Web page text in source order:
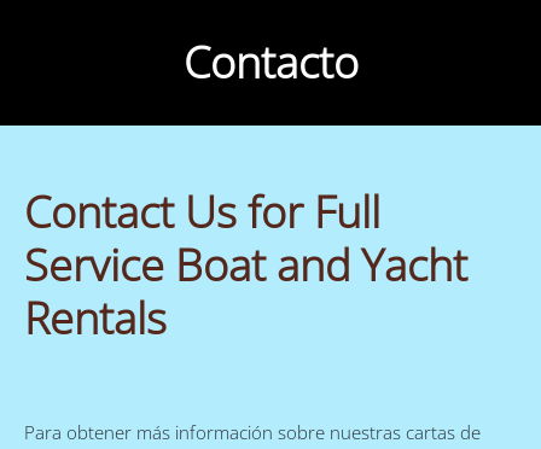
Contacto
Contact Us for Full
Service Boat and Yacht
Rentals
Para obtener más información sobre nuestras cartas de